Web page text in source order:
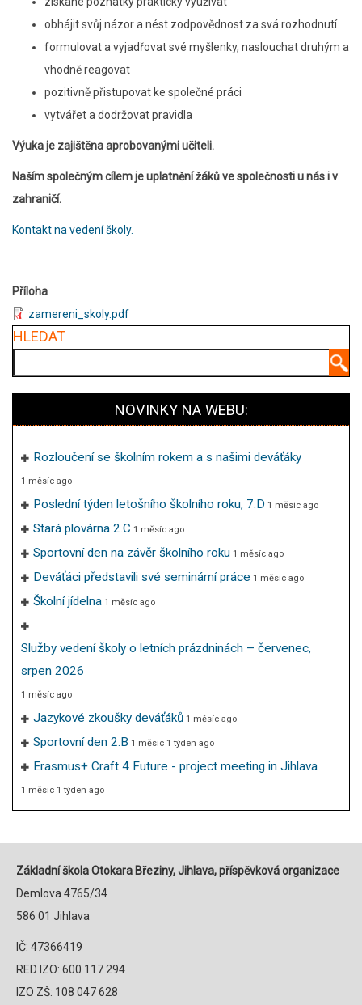
obhájit svůj názor a nést zodpovědnost za svá rozhodnutí
formulovat a vyjadřovat své myšlenky, naslouchat druhým a
vhodně reagovat
pozitivně přistupovat ke společné práci
vytvářet a dodržovat pravidla
Výuka je zajištěna aprobovanými učiteli.
Naším společným cílem je uplatnění žáků ve společnosti u nás i v
zahraničí.
Kontakt na vedení školy.
Příloha
zamereni_skoly.pdf
HLEDAT
NOVINKY NA WEBU:
Rozloučení se školním rokem a s našimi deváťáky
1 měsíc ago
Poslední týden letošního školního roku, 7.D 1 měsíc ago
Stará plovárna 2.C 1 měsíc ago
Sportovní den na závěr školního roku 1 měsíc ago
Deváťáci představili své seminární práce 1 měsíc ago
Školní jídelna 1 měsíc ago
Služby vedení školy o letních prázdninách – červenec,
srpen 2026
1 měsíc ago
Jazykové zkoušky deváťáků 1 měsíc ago
Sportovní den 2.B 1 měsíc 1 týden ago
Erasmus+ Craft 4 Future - project meeting in Jihlava
1 měsíc 1 týden ago
Základní škola Otokara Březiny, Jihlava, příspěvková organizace
Demlova 4765/34
586 01 Jihlava
IČ: 47366419
RED IZO: 600 117 294
IZO ZŠ: 108 047 628